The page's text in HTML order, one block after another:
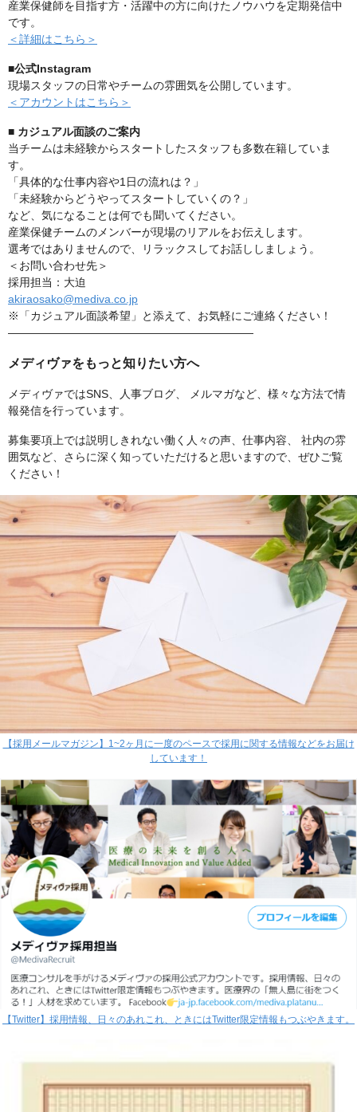
産業保健師を目指す方・活躍中の方に向けたノウハウを定期発信中
です。
＜詳細はこちら＞
■公式Instagram
現場スタッフの日常やチームの雰囲気を公開しています。
＜アカウントはこちら＞
■ カジュアル面談のご案内
当チームは未経験からスタートしたスタッフも多数在籍していま
す。
「具体的な仕事内容や1日の流れは？」
「未経験からどうやってスタートしていくの？」
など、気になることは何でも聞いてください。
産業保健チームのメンバーが現場のリアルをお伝えします。
選考ではありませんので、リラックスしてお話ししましょう。
＜お問い合わせ先＞
採用担当：大迫
akiraosako@mediva.co.jp
※「カジュアル面談希望」と添えて、お気軽にご連絡ください！
――――――――――――――――――――――
メディヴァをもっと知りたい方へ
メディヴァではSNS、人事ブログ、 メルマガなど、様々な方法で情
報発信を行っています。
募集要項上では説明しきれない働く人々の声、仕事内容、 社内の雰
囲気など、さらに深く知っていただけると思いますので、ぜひご覧
ください！
【採用メールマガジン】1~2ヶ月に一度のペースで採用に関する情報などをお届け
しています！
【Twitter】採用情報、日々のあれこれ、ときにはTwitter限定情報もつぶやきます。